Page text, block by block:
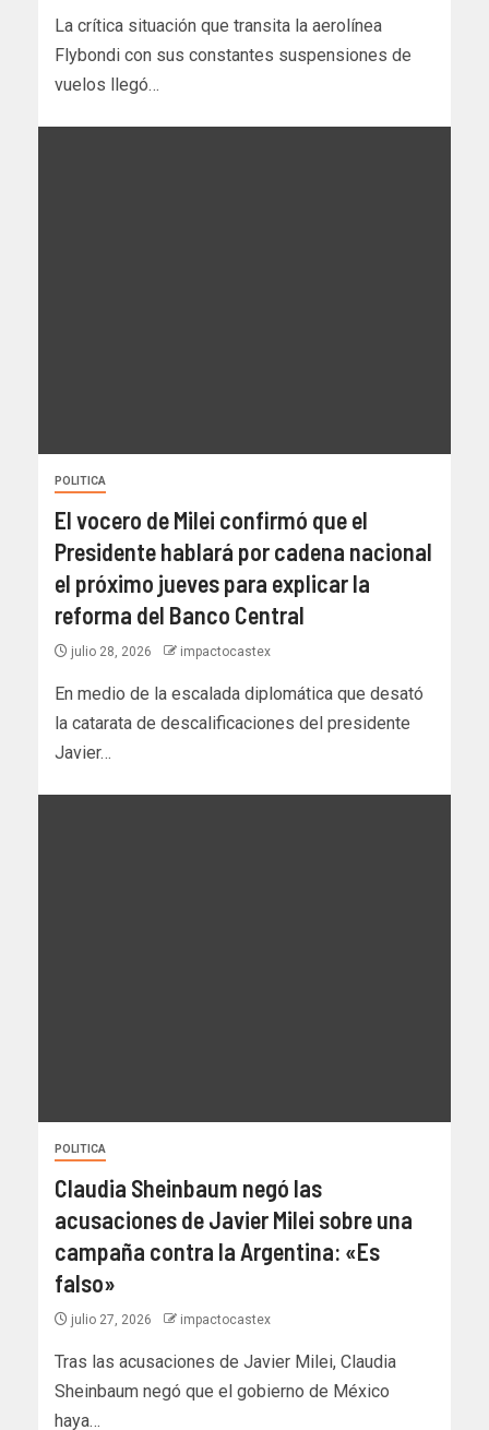
La crítica situación que transita la aerolínea
Flybondi con sus constantes suspensiones de
vuelos llegó…
POLITICA
El vocero de Milei confirmó que el
Presidente hablará por cadena nacional
el próximo jueves para explicar la
reforma del Banco Central
julio 28, 2026 impactocastex
En medio de la escalada diplomática que desató
la catarata de descalificaciones del presidente
Javier…
POLITICA
Claudia Sheinbaum negó las
acusaciones de Javier Milei sobre una
campaña contra la Argentina: «Es
falso»
julio 27, 2026 impactocastex
Tras las acusaciones de Javier Milei, Claudia
Sheinbaum negó que el gobierno de México
haya…